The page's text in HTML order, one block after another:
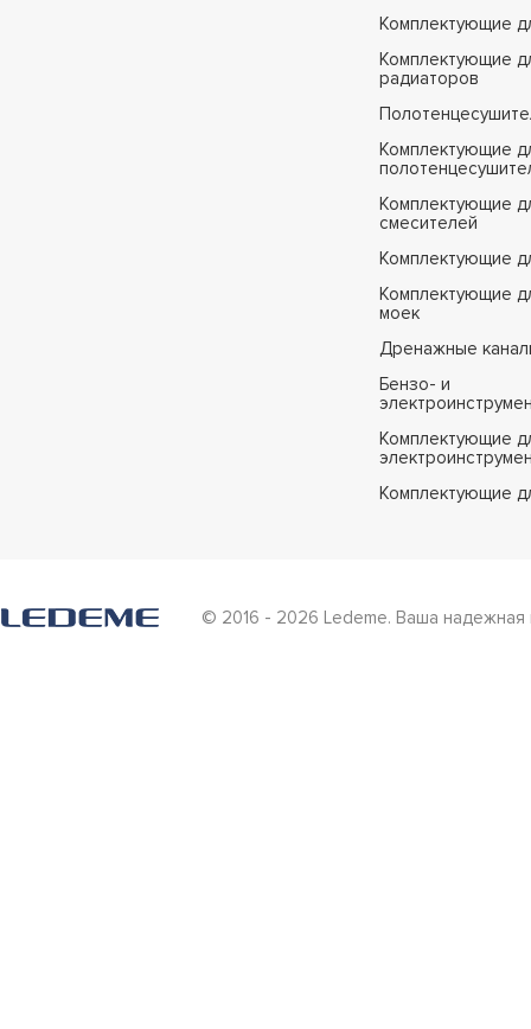
Комплектующие
Комплектующие
радиаторов
Комплектующие
Комплектующие
смесителей
Комплектующие
Комплектующие
моек
Дренажные
Бензо- и
Комплектующие
Комплектующие
© 2016 - 2026 Ledeme. Ваша